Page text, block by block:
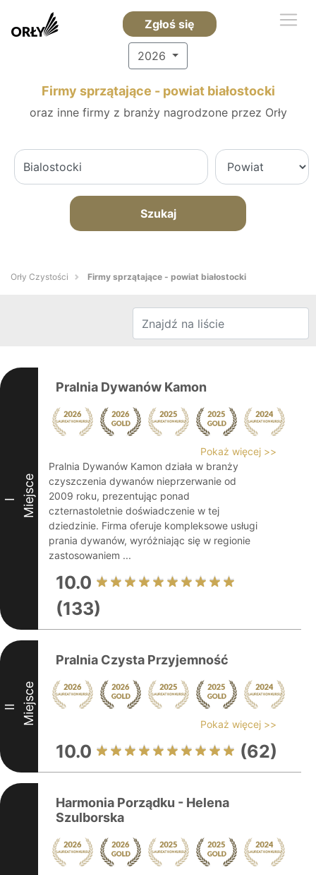
Zgłoś się
2026
Firmy sprzątające - powiat białostocki
oraz inne firmy z branży nagrodzone przez Orły
Szukaj
Orły Czystości Firmy sprzątające - powiat białostocki
I Miejsce
Pralnia Dywanów Kamon
Pokaż więcej >>
Pralnia Dywanów Kamon działa w branży
czyszczenia dywanów nieprzerwanie od
2009 roku, prezentując ponad
czternastoletnie doświadczenie w tej
dziedzinie. Firma oferuje kompleksowe usługi
prania dywanów, wyróżniając się w regionie
zastosowaniem ...
10.0
(133)
II Miejsce
Pralnia Czysta Przyjemność
Pokaż więcej >>
10.0 (62)
Harmonia Porządku - Helena
Szulborska